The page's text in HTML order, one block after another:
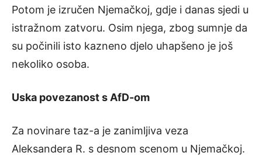
Potom je izručen Njemačkoj, gdje i danas sjedi u
istražnom zatvoru. Osim njega, zbog sumnje da
su počinili isto kazneno djelo uhapšeno je još
nekoliko osoba.
Uska povezanost s AfD-om
Za novinare taz-a je zanimljiva veza
Aleksandera R. s desnom scenom u Njemačkoj.